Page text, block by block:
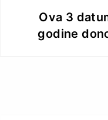
Ova 3
godine